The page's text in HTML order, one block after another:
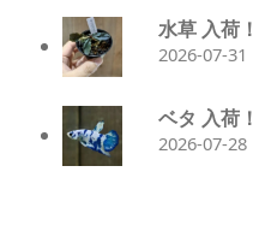
水草 入荷！
2026-07-31
ベタ 入荷！
2026-07-28